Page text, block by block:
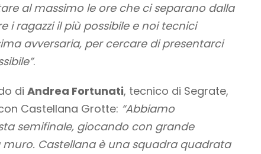
al massimo le ore che ci separano dalla
i ragazzi il più possibile e noi tecnici
avversaria, per cercare di presentarci
.
di Andrea Fortunati, tecnico di Segrate,
Castellana Grotte: “Abbiamo
semifinale, giocando con grande
Castellana è una squadra quadrata